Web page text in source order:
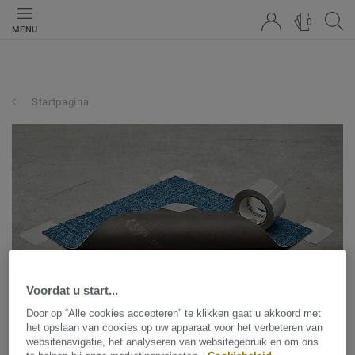
MENU
0
Startpagina
TarkettTape™:
Eenvoudige, snelle en
Voordat u start...
Door op “Alle cookies accepteren” te klikken gaat u akkoord met
het opslaan van cookies op uw apparaat voor het verbeteren van
websitenavigatie, het analyseren van websitegebruik en om ons